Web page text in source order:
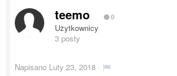
teemo 0
Użytkownicy
3 posty
Napisano Luty 23, 2018 ·